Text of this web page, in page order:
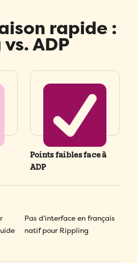
rapide :
ADP
Points faibles face à
ADP
Pas d'interface en français
natif pour Rippling